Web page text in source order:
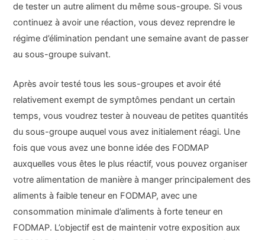
de tester un autre aliment du même sous-groupe. Si vous
continuez à avoir une réaction, vous devez reprendre le
régime d’élimination pendant une semaine avant de passer
au sous-groupe suivant.
Après avoir testé tous les sous-groupes et avoir été
relativement exempt de symptômes pendant un certain
temps, vous voudrez tester à nouveau de petites quantités
du sous-groupe auquel vous avez initialement réagi. Une
fois que vous avez une bonne idée des FODMAP
auxquelles vous êtes le plus réactif, vous pouvez organiser
votre alimentation de manière à manger principalement des
aliments à faible teneur en FODMAP, avec une
consommation minimale d’aliments à forte teneur en
FODMAP. L’objectif est de maintenir votre exposition aux